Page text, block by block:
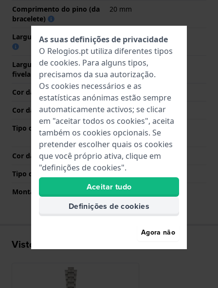
Comprimento do pino (da
bracelete)
20 mm
Largura das extremidades 10 mm
Largura da bracelete na
fivela
16 mm
Cor da bracelete
Cinzento
Cor das costuras
N/A
Tipo de Fecho
Fivela dobrável com
segurança
Cor da fivela
Cinzento
Tipo de montagem
Pinos de pressão
Montagem Reta
Não
Visto recentemente
As suas definições de privacidade
O Relogios.pt utiliza diferentes tipos
de cookies. Para alguns tipos,
precisamos da sua autorização.
Os cookies necessários e as
estatísticas anónimas estão sempre
automaticamente activos; se clicar
em "aceitar todos os cookies", aceita
também os cookies opcionais. Se
pretender escolher quais os cookies
que você próprio ativa, clique em
"definições de cookies".
Aceitar tudo
Definições de cookies
Agora não